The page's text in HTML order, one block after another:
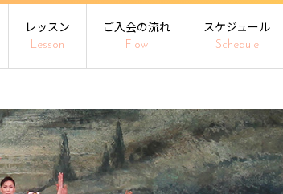
レッスン
Lesson
ご入会の流れ
Flow
スケジュール
Schedule